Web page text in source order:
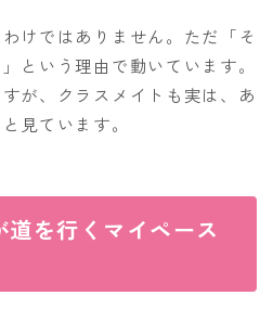
けではありません。ただ「そ
という理由で動いています。
が、クラスメイトも実は、あ
見ています。
を行くマイペース